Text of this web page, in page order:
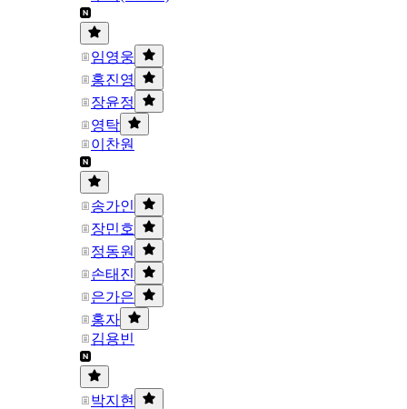
임영웅
홍진영
장윤정
영탁
이찬원
송가인
장민호
정동원
손태진
은가은
홍자
김용빈
박지현